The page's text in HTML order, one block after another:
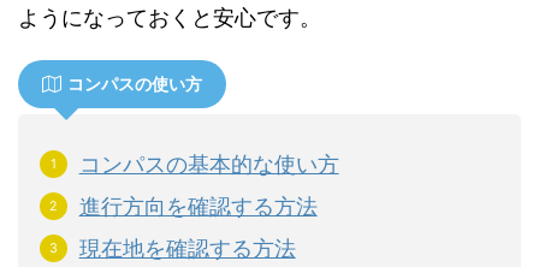
ようになっておくと安心です。
コンパスの使い方
コンパスの基本的な使い方
進行方向を確認する方法
現在地を確認する方法